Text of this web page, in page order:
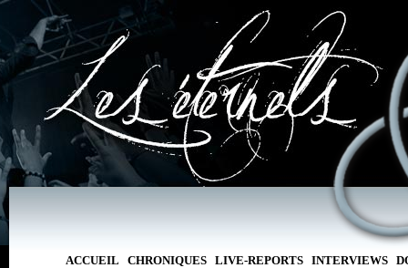
ACCUEIL CHRONIQUES LIVE-REPORTS INTERVIEWS